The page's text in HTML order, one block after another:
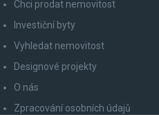
Chci prodat nemovitost
Investiční byty
Vyhledat nemovitost
Designové projekty
O nás
Zpracování osobních údajů